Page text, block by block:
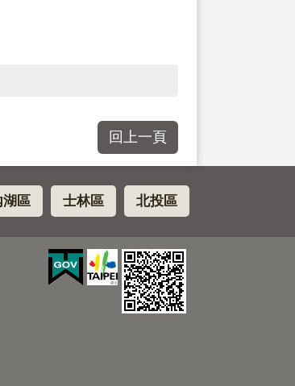
回上一頁
湖區 士林區 北投區